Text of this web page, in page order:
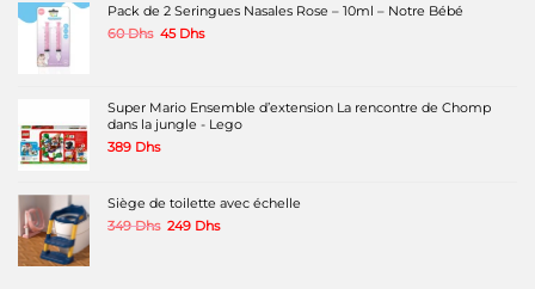
Pack de 2 Seringues Nasales Rose – 10ml – Notre Bébé
60Dhs Le
45 DhsLe
45 Dhs.
Super Mario Ensemble d’extension La rencontre de Chomp
dans la jungle - Lego
389 Dhs
Siège de toilette avec échelle
349Dhs Le
249 DhsLe